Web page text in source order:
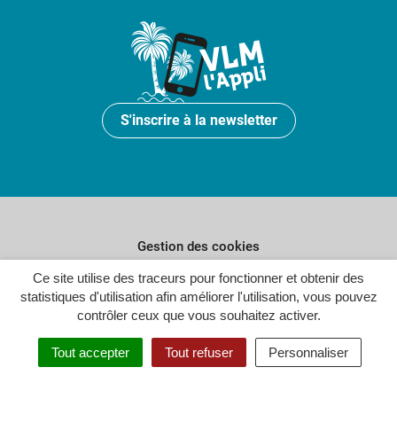
Ce site utilise des traceurs pour fonctionner et obtenir des
statistiques d'utilisation afin améliorer l'utilisation, vous pouvez
contrôler ceux que vous souhaitez activer.
Tout accepter Tout refuser Personnaliser
S'inscrire à la newsletter
Gestion des cookies
Plan du site
Politique de confidentialité
Crédits